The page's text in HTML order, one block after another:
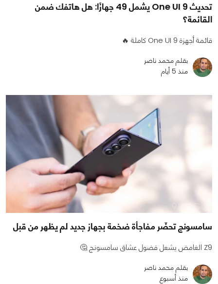
تحديث One UI 9 يشمل 49 جهازًا: هل هاتفك ضمن
القائمة؟
قائمة أجهزة One UI 9 كاملة 🔥
بقلم محمد ناصر
منذ 5 أيام
سامسونج تحضّر مفاجأة ضخمة بجهاز جديد لم يظهر من قبل
Z9 الغامض يشعل فضول عشاق سامسونج 🤔
بقلم محمد ناصر
منذ أسبوع